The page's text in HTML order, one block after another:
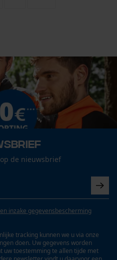
de nieuwsbrief
inzake gegevensbescherming
tracking kunnen we u via onze
doen. Uw gegevens worden
uw toestemming te allen tijde met